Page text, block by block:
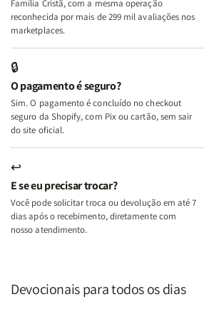
A
Mulher
Lar
A
Lar
Família Cristã, com a mesma operação
reconhecida por mais de 299 mil avaliações nos
marketplaces.
🔒
O pagamento é seguro?
Sim. O pagamento é concluído no checkout
seguro da Shopify, com Pix ou cartão, sem sair
do site oficial.
↩
E se eu precisar trocar?
Você pode solicitar troca ou devolução em até 7
dias após o recebimento, diretamente com
nosso atendimento.
Devocionais para todos os dias